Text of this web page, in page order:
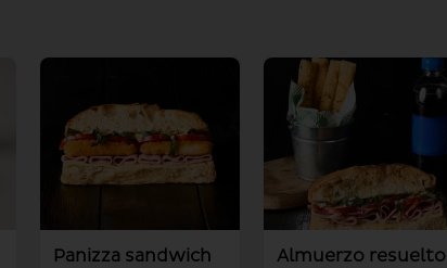
Panizza sandwich
Almuerzo resuelto